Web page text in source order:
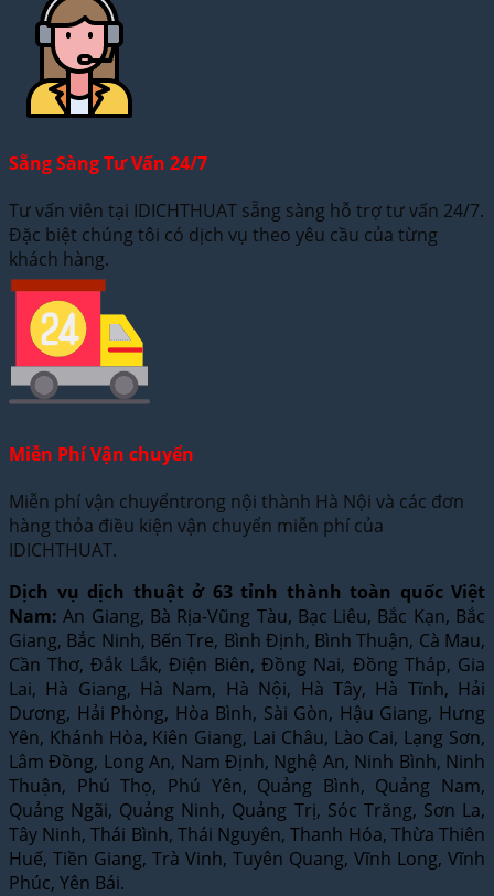
Sẵng Sàng Tư Vấn 24/7
Tư vấn viên tại IDICHTHUAT sẵng sàng hỗ trợ tư vấn 24/7.
Đặc biệt chúng tôi có dịch vụ theo yêu cầu của từng
khách hàng.
Miễn Phí Vận chuyển
Miễn phí vận chuyểntrong nội thành Hà Nội và các đơn
hàng thỏa điều kiện vận chuyển miễn phí của
IDICHTHUAT.
Dịch vụ dịch thuật ở 63 tỉnh thành toàn quốc Việt
Nam: An Giang, Bà Rịa-Vũng Tàu, Bạc Liêu, Bắc Kạn, Bắc
Giang, Bắc Ninh, Bến Tre, Bình Định, Bình Thuận, Cà Mau,
Cần Thơ, Đắk Lắk, Điện Biên, Đồng Nai, Đồng Tháp, Gia
Lai, Hà Giang, Hà Nam, Hà Nội, Hà Tây, Hà Tĩnh, Hải
Dương, Hải Phòng, Hòa Bình, Sài Gòn, Hậu Giang, Hưng
Yên, Khánh Hòa, Kiên Giang, Lai Châu, Lào Cai, Lạng Sơn,
Lâm Đồng, Long An, Nam Định, Nghệ An, Ninh Bình, Ninh
Thuận, Phú Thọ, Phú Yên, Quảng Bình, Quảng Nam,
Quảng Ngãi, Quảng Ninh, Quảng Trị, Sóc Trăng, Sơn La,
Tây Ninh, Thái Bình, Thái Nguyên, Thanh Hóa, Thừa Thiên
Huế, Tiền Giang, Trà Vinh, Tuyên Quang, Vĩnh Long, Vĩnh
Phúc, Yên Bái.